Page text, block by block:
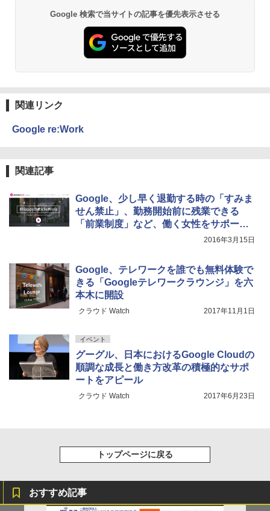
Google 検索で当サイトの記事を優先表示させる
関連リンク
Google re:Work
関連記事
Google、少し早く退勤する時の「すみま
せん禁止」、勤務開始前に残業できる
「前業制度」など、働く女性をサポート
2016年3月15日
Google、テレワークを誰でも無料体験で
きる「Googleテレワークラウンジ」を六
本木に開設
クラウド Watch 2017年11月1日
イベント
グーグル、日本におけるGoogle Cloudの
順調な成長と働き方改革の積極的なサポ
ートをアピール
クラウド Watch 2017年6月23日
トップページに戻る
おすすめ記事